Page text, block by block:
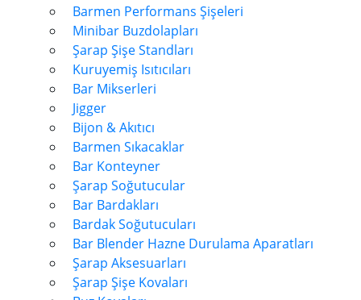
Barmen Performans Şişeleri
Minibar Buzdolapları
Şarap Şişe Standları
Kuruyemiş Isıtıcıları
Bar Mikserleri
Jigger
Bijon & Akıtıcı
Barmen Sıkacaklar
Bar Konteyner
Şarap Soğutucular
Bar Bardakları
Bardak Soğutucuları
Bar Blender Hazne Durulama Aparatları
Şarap Aksesuarları
Şarap Şişe Kovaları